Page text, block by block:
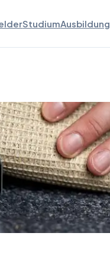
StudiumAusbildung